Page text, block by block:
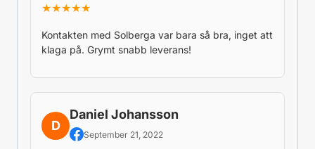
★★★★★
Kontakten med Solberga var bara så bra, inget att
klaga på. Grymt snabb leverans!
D
Daniel Johansson
September 21, 2022